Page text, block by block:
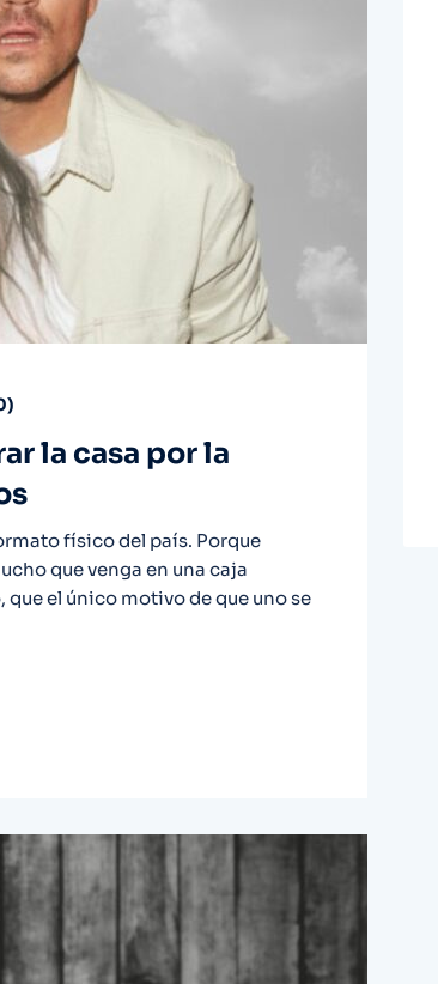
)
la casa por la
físico del país. Porque
que venga en una caja
que el único motivo de que uno se